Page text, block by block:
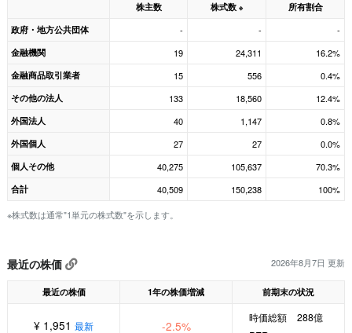
株主数 株式数 ※
所有割合
政府・地方公共団体
- - -
金融機関 19 24,311 16.2%
金融商品取引業者 15 556 0.4%
その他の法人 133 18,560 12.4%
外国法人 40 1,147 0.8%
外国個人 27 27 0.0%
個人その他 40,275 105,637 70.3%
合計 40,509 150,238
100%
※株式数は通常"1単元の株式数"を示します。
最近の株価 2026年8月7日 更新
最近の株価 1年の株価増減 前期末の状況
¥ 1,951 最新 -2.5%
時価総額
288億